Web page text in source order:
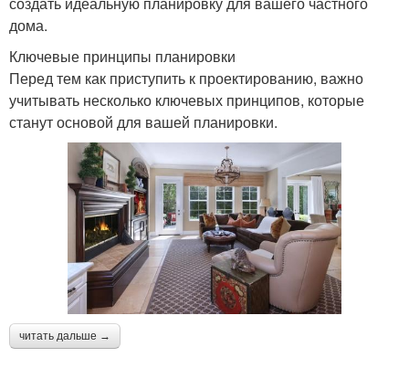
дома.
Ключевые принципы планировки
Перед тем как приступить к проектированию, важно
учитывать несколько ключевых принципов, которые
станут основой для вашей планировки.
читать дальше →